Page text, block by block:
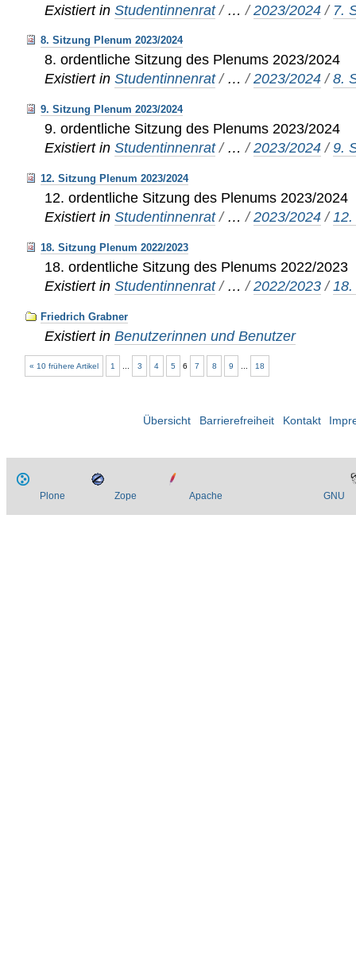
Existiert in Studentinnenrat / …/2023/2024 / 7.
8. Sitzung Plenum 2023/2024
8. ordentliche Sitzung des Plenums 2023/2024
Existiert in Studentinnenrat / …/2023/2024 /8.
9. Sitzung Plenum 2023/2024
9. ordentliche Sitzung des Plenums 2023/2024
Existiert in Studentinnenrat / …/2023/2024 /9.
12. Sitzung Plenum 2023/2024
12. ordentliche Sitzung des Plenums 2023/2024
Existiert in Studentinnenrat / …/2023/2024 /
18. Sitzung Plenum 2022/2023
18. ordentliche Sitzung des Plenums 2022/2023
Existiert in Studentinnenrat / …/2022/2023 /
Friedrich Grabner
Existiert in Benutzerinnen und Benutzer
« 10 frühere Artikel 1 3 4 5 6 7 8 9 18
Übersicht Barrierefreiheit Kontakt
Plone Zope Apache GNU